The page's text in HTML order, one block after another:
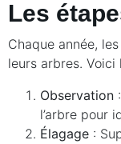
Les
Chaque année,
leurs arbres. Voici
Observation
l’arbre pour
Élagage :